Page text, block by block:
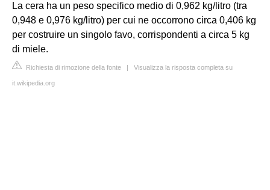
La cera ha un peso specifico medio di 0,962 kg/litro (tra
0,948 e 0,976 kg/litro) per cui ne occorrono circa 0,406 kg
per costruire un singolo favo, corrispondenti a circa 5 kg
di miele.
Richiesta di rimozione della fonte | Visualizza la risposta completa su
it.wikipedia.org